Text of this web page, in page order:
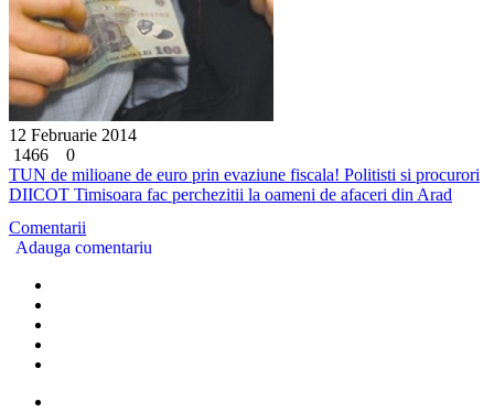
12 Februarie 2014
1466
0
TUN de milioane de euro prin evaziune fiscala! Politisti si procurori
DIICOT Timisoara fac perchezitii la oameni de afaceri din Arad
Comentarii
Adauga comentariu